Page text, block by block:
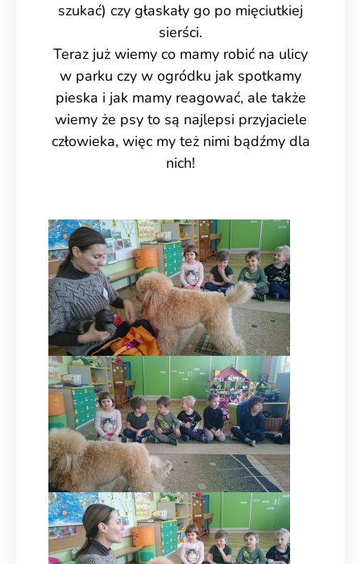
szukać) czy głaskały go po mięciutkiej
sierści.
Teraz już wiemy co mamy robić na ulicy
w parku czy w ogródku jak spotkamy
pieska i jak mamy reagować, ale także
wiemy że psy to są najlepsi przyjaciele
człowieka, więc my też nimi bądźmy dla
nich!